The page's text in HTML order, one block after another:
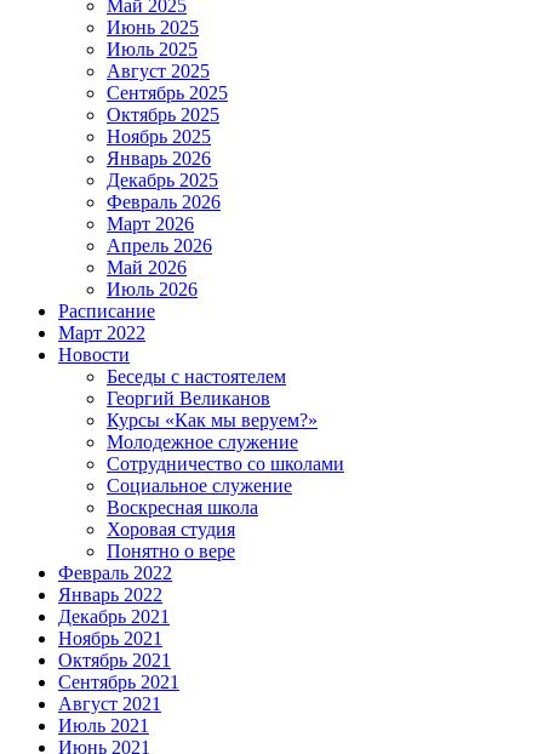
Май 2025
Июнь 2025
Июль 2025
Август 2025
Сентябрь 2025
Октябрь 2025
Ноябрь 2025
Январь 2026
Декабрь 2025
Февраль 2026
Март 2026
Апрель 2026
Май 2026
Июль 2026
Расписание
Март 2022
Новости
Беседы с настоятелем
Георгий Великанов
Курсы «Как мы веруем?»
Молодежное служение
Сотрудничество со школами
Социальное служение
Воскресная школа
Хоровая студия
Понятно о вере
Февраль 2022
Январь 2022
Декабрь 2021
Ноябрь 2021
Октябрь 2021
Сентябрь 2021
Август 2021
Июль 2021
Июнь 2021